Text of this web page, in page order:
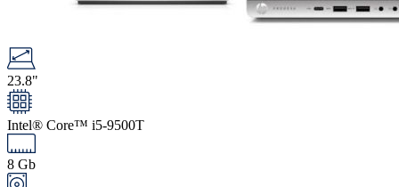
23.8"
Intel® Core™ i5-9500T
8 Gb